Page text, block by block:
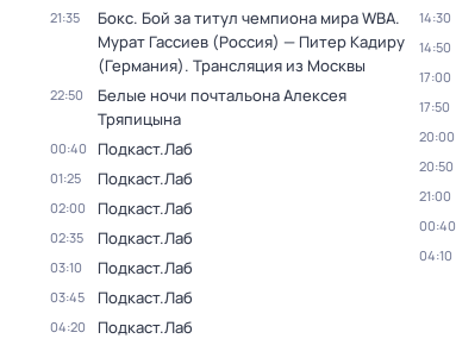
21:35
Бокс. Бой за титул чемпиона мира WBA.
Мурат Гассиев (Россия) — Питер Кадиру
(Германия). Трансляция из Москвы
22:50
Белые ночи почтальона Алексея
Тряпицына
00:40 Подкаст.Лаб
01:25 Подкаст.Лаб
02:00 Подкаст.Лаб
02:35 Подкаст.Лаб
03:10 Подкаст.Лаб
03:45 Подкаст.Лаб
04:20 Подкаст.Лаб
14:30
14:50
17:00
17:50
20:00
20:50
21:00
00:40
04:10